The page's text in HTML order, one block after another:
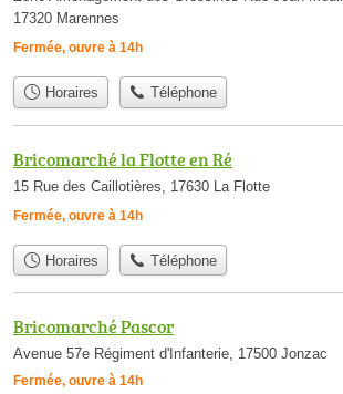
17320 Marennes
Fermée, ouvre à 14h
Horaires Téléphone
Bricomarché la Flotte en Ré
15 Rue des Caillotières, 17630 La Flotte
Fermée, ouvre à 14h
Horaires Téléphone
Bricomarché Pascor
Avenue 57e Régiment d'Infanterie, 17500 Jonzac
Fermée, ouvre à 14h